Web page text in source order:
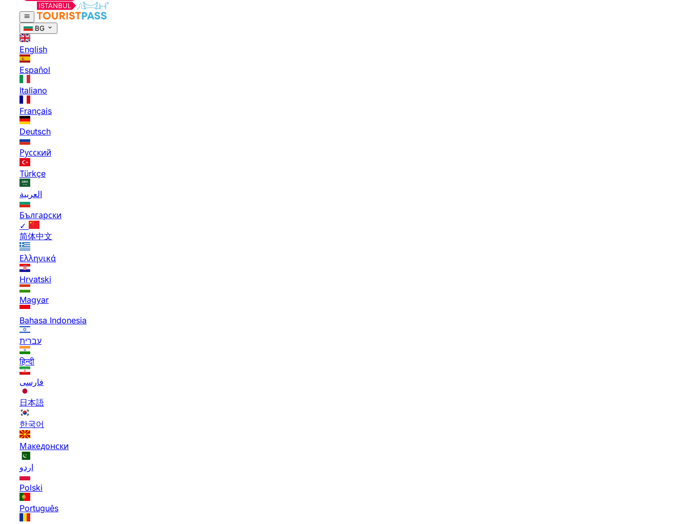
BG
English
Español
Italiano
Français
Deutsch
Русский
Türkçe
العربية
Български
✓
简体中文
Ελληνικά
Hrvatski
Magyar
Bahasa Indonesia
עברית
हिन्दी
فارسی
日本語
한국어
Македонски
اردو
Polski
Português